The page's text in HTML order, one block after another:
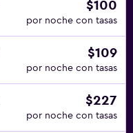
$100
por noche con tasas
$109
por noche con tasas
$227
por noche con tasas